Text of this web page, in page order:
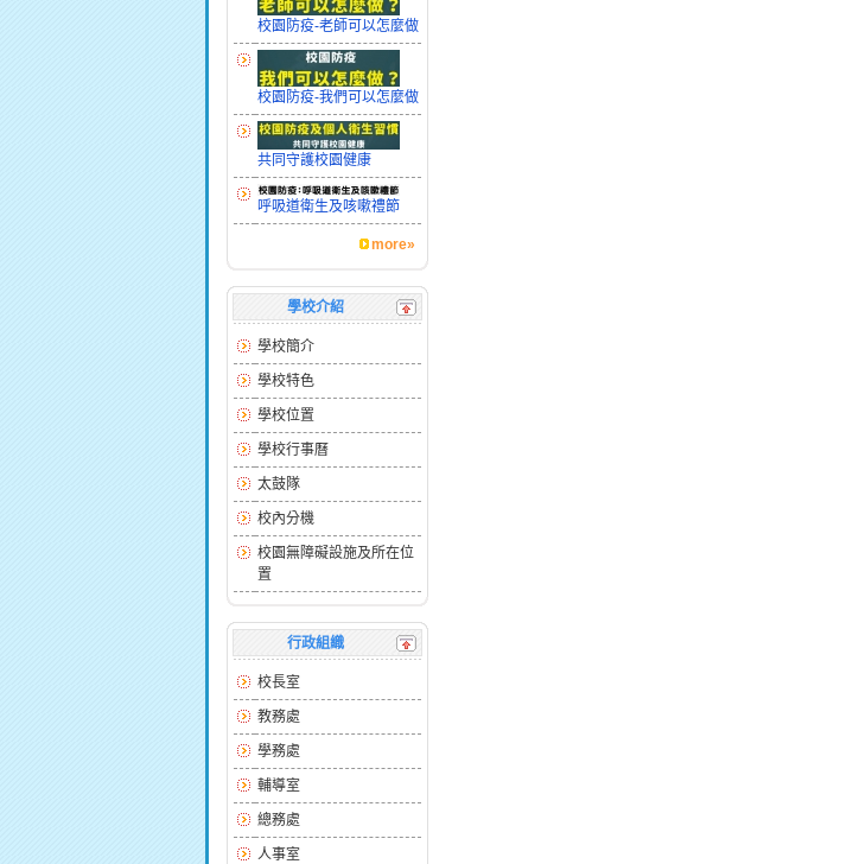
校園防疫-老師可以怎麼做
校園防疫-我們可以怎麼做
共同守護校園健康
呼吸道衛生及咳嗽禮節
more»
學校介紹
學校簡介
學校特色
學校位置
學校行事曆
太鼓隊
校內分機
校園無障礙設施及所在位
置
行政組織
校長室
教務處
學務處
輔導室
總務處
人事室